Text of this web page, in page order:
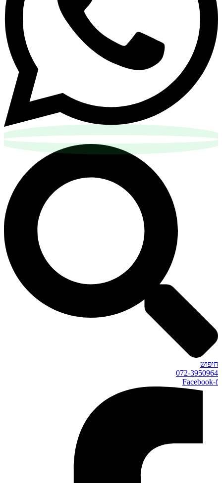
חיפוש
072-3950964
Facebook-f